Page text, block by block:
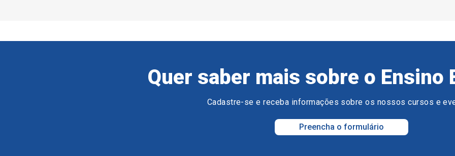
Quer saber mais sobre o Ensino
Cadastre-se e receba informações sobre os nossos cursos e
Preencha o formulário